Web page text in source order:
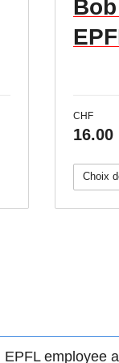
CHF
16.00
Choix
EPFL employee